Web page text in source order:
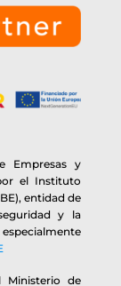
Empresas y
el Instituto
entidad de
y la
Ministerio de